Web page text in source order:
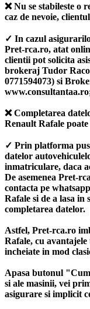
❌ Nu se stabileste o
caz de nevoie,
✓ In cazul
Pret-rca.ro, atat
clientii pot solicita
brokeraj Tudor
0771594073) si
❌ Completarea
Renault Rafale poate
✓ Prin platforma
datelor
inmatriculare, daca
De asemenea Pret-
contacta pe
Rafale si de a lasa
completarea datelor.
Astfel, Pret-rca.ro
Rafale, cu
incheiate in mod
Apasa butonul
si ale masinii, vei
asigurare si implicit